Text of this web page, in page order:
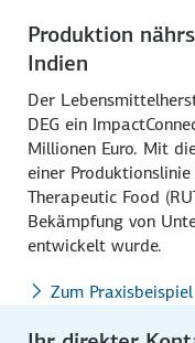
Produktion
Indien
Der
DEG ein
Millionen Euro. Mit
einer
Therapeutic Food
Bekämpfung von
entwickelt wurde.
Zum Praxisbeispiel